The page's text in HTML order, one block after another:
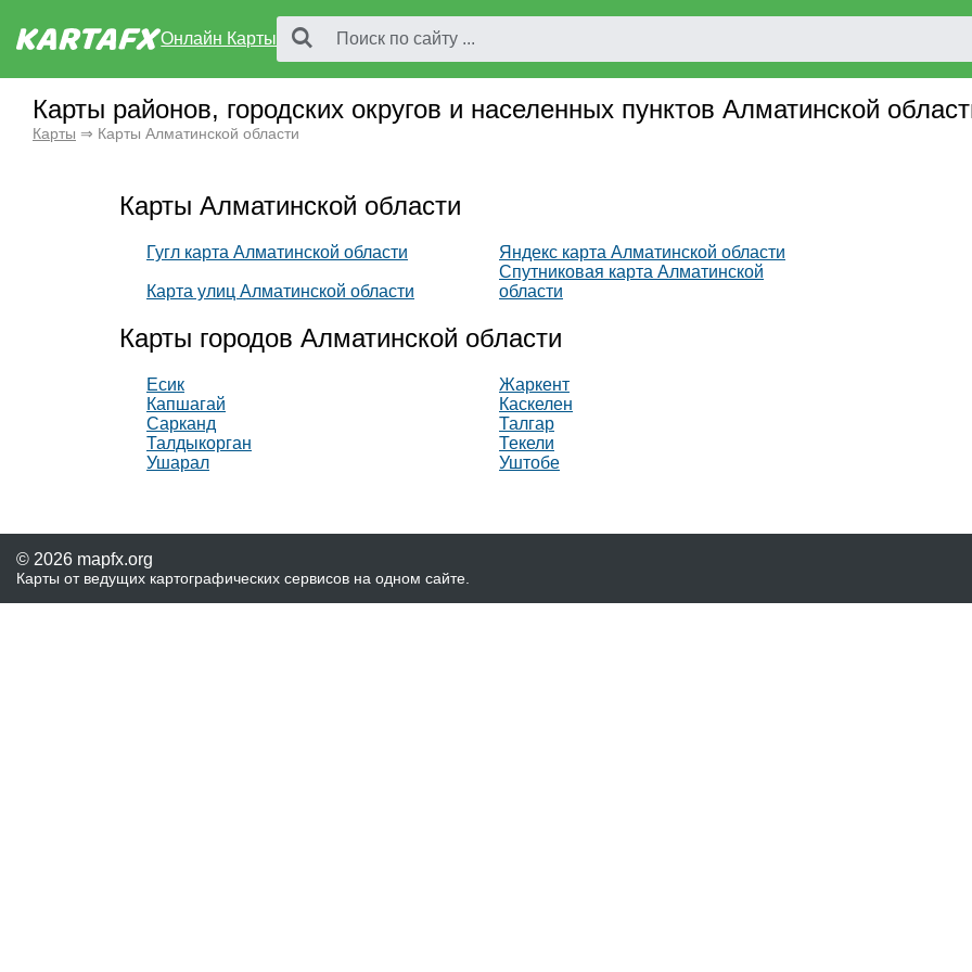
Онлайн Карты
Карты районов, городских округов и населенных пунктов Алматинской
Карты ⇒ Карты Алматинской области
Карты Алматинской области
Гугл карта Алматинской области Яндекс карта Алматинской области
Карта улиц Алматинской области
Спутниковая карта Алматинской
области
Карты городов Алматинской области
Есик
Жаркент
Капшагай
Каскелен
Сарканд
Талгар
Талдыкорган
Текели
Ушарал
Уштобе
© 2026 mapfx.org
Карты от ведущих картографических сервисов на одном сайте.